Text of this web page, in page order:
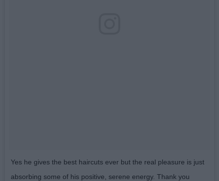
Yes he gives the best haircuts ever but the real pleasure is just
absorbing some of his positive, serene energy. Thank you